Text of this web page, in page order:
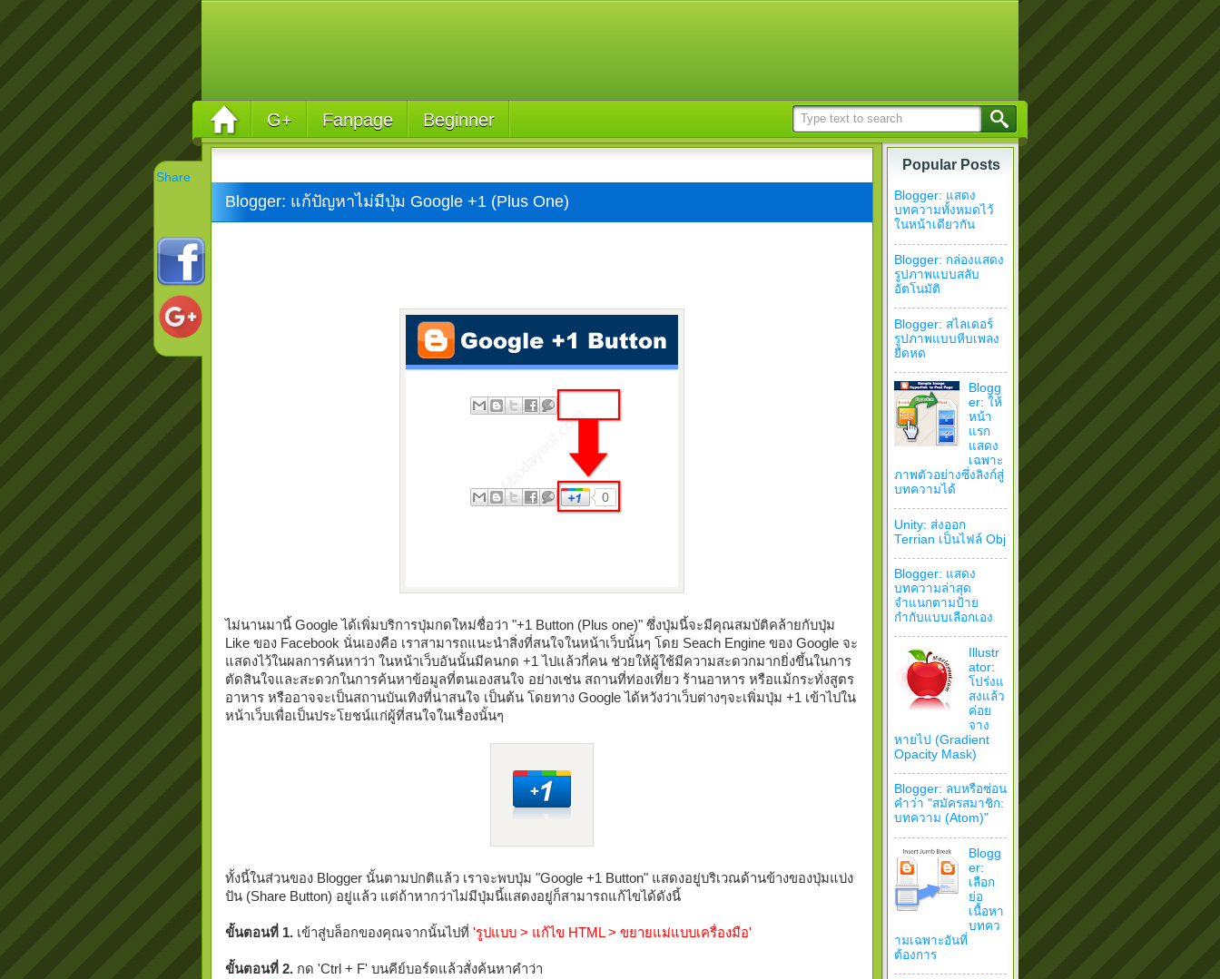
G+ Fanpage Beginner
Share
Blogger: แก้ปัญหาไม่มีปุ่ม Google +1 (Plus One)
ไม่นานมานี้ Google ได้เพิ่มบริการปุ่มกดใหม่ชื่อว่า "+1 Button (Plus one)" ซึ่งปุ่มนี้จะมีคุณสมบัติคล้ายกับปุ่ม
Like ของ Facebook นั่นเองคือ เราสามารถแนะนำสิ่งที่สนใจในหน้าเว็บนั้นๆ โดย Seach Engine ของ Google จะ
แสดงไว้ในผลการค้นหาว่า ในหน้าเว็บอันนั้นมีคนกด +1 ไปแล้วกี่คน ช่วยให้ผู้ใช้มีความสะดวกมากยิ่งขึ้นในการ
ตัดสินใจและสะดวกในการค้นหาข้อมูลที่ตนเองสนใจ อย่างเช่น สถานที่ท่องเที่ยว ร้านอาหาร หรือแม้กระทั่งสูตร
อาหาร หรืออาจจะเป็นสถานบันเทิงที่น่าสนใจ เป็นต้น โดยทาง Google ได้หวังว่าเว็บต่างๆจะเพิ่มปุ่ม +1 เข้าไปใน
หน้าเว็บเพื่อเป็นประโยชน์แก่ผู้ที่สนใจในเรื่องนั้นๆ
ทั้งนี้ในส่วนของ Blogger นั้นตามปกติแล้ว เราจะพบปุ่ม "Google +1 Button" แสดงอยู่บริเวณด้านข้างของปุ่มแบ่ง
ปัน (Share Button) อยู่แล้ว แต่ถ้าหากว่าไม่มีปุ่มนี้แสดงอยู่ก็สามารถแก้ไขได้ดังนี้
ขั้นตอนที่ 1. เข้าสู่บล็อกของคุณจากนั้นไปที่ 'รูปแบบ > แก้ไข HTML > ขยายแม่แบบเครื่องมือ'
ขั้นตอนที่ 2. กด 'Ctrl + F' บนคีย์บอร์ดแล้วสั่งค้นหาคำว่า
Popular Posts
Blogger: แสดง
บทความทั้งหมดไว้
ในหน้าเดียวกัน
Blogger: กล่องแสดง
รูปภาพแบบสลับ
อัตโนมัติ
Blogger: สไลเดอร์
รูปภาพแบบหีบเพลง
ยืดหด
Blogg
er: ให้
หน้า
แรก
แสดง
เฉพาะ
ภาพตัวอย่างซึ่งลิงก์สู่
บทความได้
Unity: ส่งออก
Terrian เป็นไฟล์ Obj
Blogger: แสดง
บทความล่าสุด
จำแนกตามป้าย
กำกับแบบเลือกเอง
Illustr
ator:
โปร่งแ
สงแล้ว
ค่อย
จาง
หายไป (Gradient
Opacity Mask)
Blogger: ลบหรือซ่อน
คำว่า "สมัครสมาชิก:
บทความ (Atom)"
Blogg
er:
เลือก
ย่อ
เนื้อหา
บทคว
ามเฉพาะอันที่
ต้องการ